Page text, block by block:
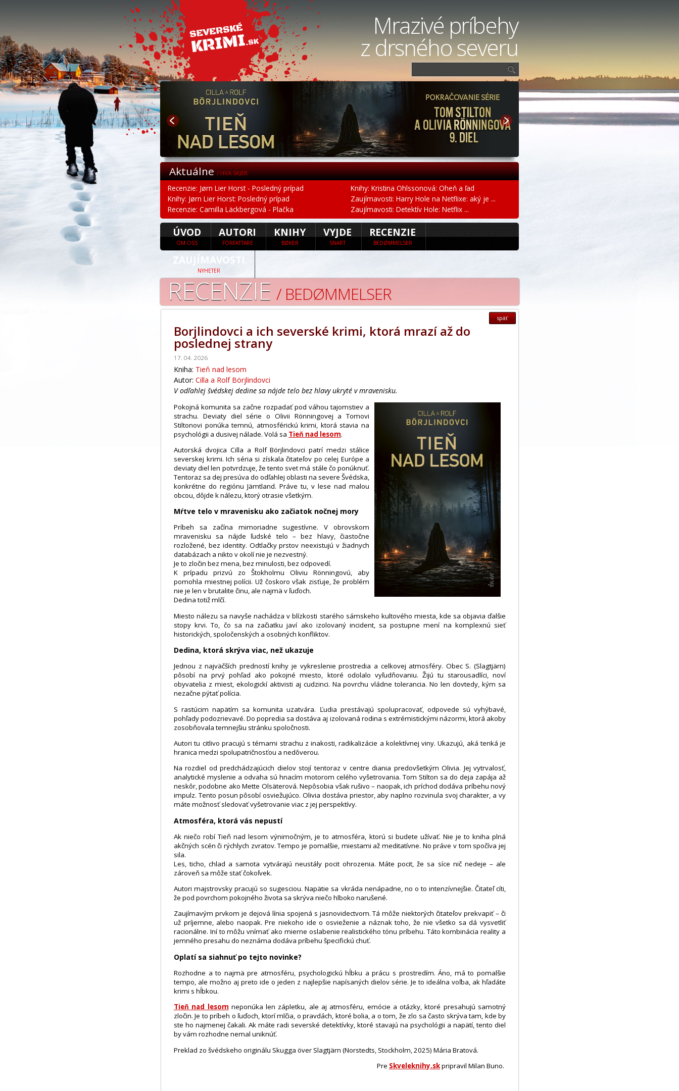
Mrazivé príbehy
z drsného severu
Aktuálne/ HVA SKJER
Recenzie: Jørn Lier Horst - Posledný prípad
Knihy: Jørn Lier Horst: Posledný prípad
Recenzie: Camilla Läckbergová - Plačka
Knihy: Kristina Ohlssonová: Oheň a ľad
Zaujímavosti: Harry Hole na Netflixe: aký je ...
Zaujímavosti: Detektív Hole: Netflix ...
ÚVOD
OM OSS
AUTORI
FÖRFATTARE
KNIHY
BØKER
VYJDE
SNART
RECENZIE
BEDØMMELSER
ZAUJÍMAVOSTI
NYHETER
RECENZIE / BEDØMMELSER
späť
Borjlindovci a ich severské krimi, ktorá mrazí až do
poslednej strany
17. 04. 2026
Kniha: Tieň nad lesom
Autor: Cilla a Rolf Börjlindovci
V odľahlej švédskej dedine sa nájde telo bez hlavy ukryté v mravenisku.
Pokojná komunita sa začne rozpadať pod váhou tajomstiev a
strachu. Deviaty diel série o Olivii Rönningovej a Tomovi
Stiltonovi ponúka temnú, atmosférickú krimi, ktorá stavia na
psychológii a dusivej nálade. Volá sa Tieň nad lesom.
Autorská dvojica Cilla a Rolf Börjlindovci patrí medzi stálice
severskej krimi. Ich séria si získala čitateľov po celej Európe a
deviaty diel len potvrdzuje, že tento svet má stále čo ponúknuť.
Tentoraz sa dej presúva do odľahlej oblasti na severe Švédska,
konkrétne do regiónu Jämtland. Práve tu, v lese nad malou
obcou, dôjde k nálezu, ktorý otrasie všetkým.
Mŕtve telo v mravenisku ako začiatok nočnej mory
Príbeh sa začína mimoriadne sugestívne. V obrovskom
mravenisku sa nájde ľudské telo – bez hlavy, čiastočne
rozložené, bez identity. Odtlačky prstov neexistujú v žiadnych
databázach a nikto v okolí nie je nezvestný.
Je to zločin bez mena, bez minulosti, bez odpovedí.
K prípadu prizvú zo Štokholmu Oliviu Rönningovú, aby
pomohla miestnej polícii. Už čoskoro však zisťuje, že problém
nie je len v brutalite činu, ale najmä v ľuďoch.
Dedina totiž mlčí.
Miesto nálezu sa navyše nachádza v blízkosti starého sámskeho kultového miesta, kde sa objavia ďalšie
stopy krvi. To, čo sa na začiatku javí ako izolovaný incident, sa postupne mení na komplexnú sieť
historických, spoločenských a osobných konfliktov.
Dedina, ktorá skrýva viac, než ukazuje
Jednou z najväčších predností knihy je vykreslenie prostredia a celkovej atmosféry. Obec S. (Slagtjärn)
pôsobí na prvý pohľad ako pokojné miesto, ktoré odolalo vyľudňovaniu. Žijú tu starousadlíci, noví
obyvatelia z miest, ekologickí aktivisti aj cudzinci. Na povrchu vládne tolerancia. No len dovtedy, kým sa
nezačne pýtať polícia.
S rastúcim napätím sa komunita uzatvára. Ľudia prestávajú spolupracovať, odpovede sú vyhýbavé,
pohľady podozrievavé. Do popredia sa dostáva aj izolovaná rodina s extrémistickými názormi, ktorá akoby
zosobňovala temnejšiu stránku spoločnosti.
Autori tu citlivo pracujú s témami strachu z inakosti, radikalizácie a kolektívnej viny. Ukazujú, aká tenká je
hranica medzi spolupatričnosťou a nedôverou.
Na rozdiel od predchádzajúcich dielov stojí tentoraz v centre diania predovšetkým Olivia. Jej vytrvalosť,
analytické myslenie a odvaha sú hnacím motorom celého vyšetrovania. Tom Stilton sa do deja zapája až
neskôr, podobne ako Mette Olsäterová. Nepôsobia však rušivo – naopak, ich príchod dodáva príbehu nový
impulz. Tento posun pôsobí osviežujúco. Olivia dostáva priestor, aby naplno rozvinula svoj charakter, a vy
máte možnosť sledovať vyšetrovanie viac z jej perspektívy.
Atmosféra, ktorá vás nepustí
Ak niečo robí Tieň nad lesom výnimočným, je to atmosféra, ktorú si budete užívať. Nie je to kniha plná
akčných scén či rýchlych zvratov. Tempo je pomalšie, miestami až meditatívne. No práve v tom spočíva jej
sila.
Les, ticho, chlad a samota vytvárajú neustály pocit ohrozenia. Máte pocit, že sa síce nič nedeje – ale
zároveň sa môže stať čokoľvek.
Autori majstrovsky pracujú so sugesciou. Napätie sa vkráda nenápadne, no o to intenzívnejšie. Čitateľ cíti,
že pod povrchom pokojného života sa skrýva niečo hlboko narušené.
Zaujímavým prvkom je dejová línia spojená s jasnovidectvom. Tá môže niektorých čitateľov prekvapiť – či
už príjemne, alebo naopak. Pre niekoho ide o osvieženie a náznak toho, že nie všetko sa dá vysvetliť
racionálne. Iní to môžu vnímať ako mierne oslabenie realistického tónu príbehu. Táto kombinácia reality a
jemného presahu do neznáma dodáva príbehu špecifickú chuť.
Oplatí sa siahnuť po tejto novinke?
Rozhodne a to najmä pre atmosféru, psychologickú hĺbku a prácu s prostredím. Áno, má to pomalšie
tempo, ale možno aj preto ide o jeden z najlepšie napísaných dielov série. Je to ideálna voľba, ak hľadáte
krimi s hĺbkou.
Tieň nad lesom neponúka len zápletku, ale aj atmosféru, emócie a otázky, ktoré presahujú samotný
zločin. Je to príbeh o ľuďoch, ktorí mlčia, o pravdách, ktoré bolia, a o tom, že zlo sa často skrýva tam, kde by
ste ho najmenej čakali. Ak máte radi severské detektívky, ktoré stavajú na psychológii a napätí, tento diel
by vám rozhodne nemal uniknúť.
Preklad zo švédskeho originálu Skugga över Slagtjärn (Norstedts, Stockholm, 2025) Mária Bratová.
Pre Skveleknihy.skpripravil Milan Buno.